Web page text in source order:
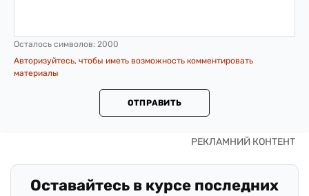
Осталось символов: 2000
Авторизуйтесь, чтобы иметь возможность комментировать
материалы
ОТПРАВИТЬ
Оставайтесь в курсе последних